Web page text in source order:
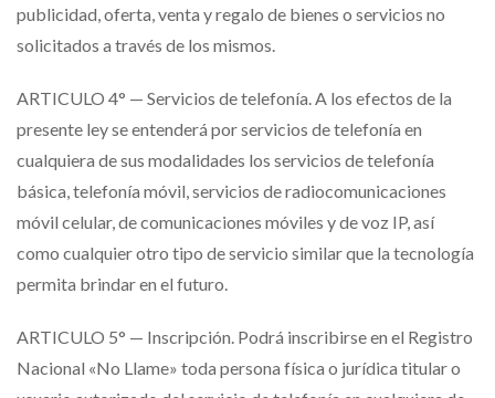
publicidad, oferta, venta y regalo de bienes o servicios no
solicitados a través de los mismos.
ARTICULO 4° — Servicios de telefonía. A los efectos de la
presente ley se entenderá por servicios de telefonía en
cualquiera de sus modalidades los servicios de telefonía
básica, telefonía móvil, servicios de radiocomunicaciones
móvil celular, de comunicaciones móviles y de voz IP, así
como cualquier otro tipo de servicio similar que la tecnología
permita brindar en el futuro.
ARTICULO 5° — Inscripción. Podrá inscribirse en el Registro
Nacional «No Llame» toda persona física o jurídica titular o